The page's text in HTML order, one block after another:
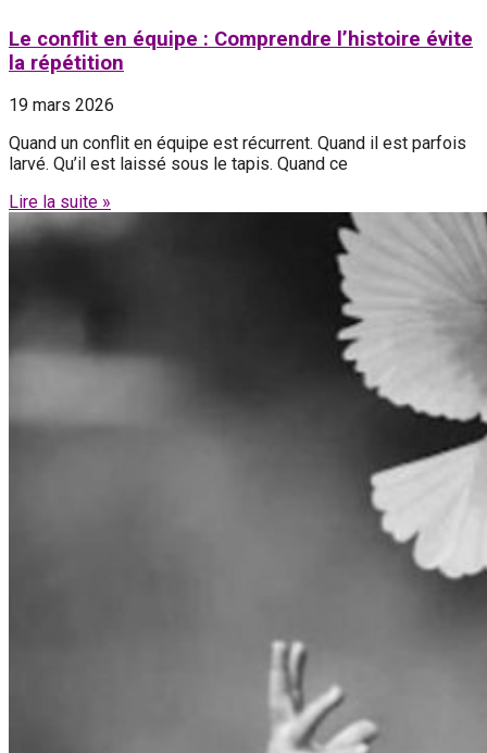
Le conflit en équipe : Comprendre l’histoire évite
la répétition
19 mars 2026
Quand un conflit en équipe est récurrent. Quand il est parfois
larvé. Qu’il est laissé sous le tapis. Quand ce
Lire la suite »